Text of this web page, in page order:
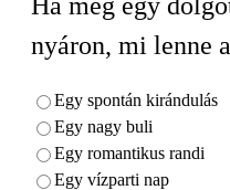
nyáron, mi lenne
Egy spontán kirándulás
Egy nagy buli
Egy romantikus randi
Egy vízparti nap